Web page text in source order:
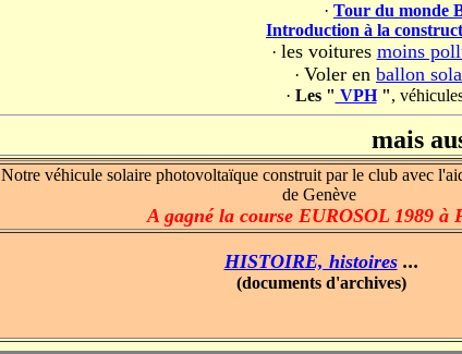
· Tour du monde
Introduction à la
· les voitures moins
· Voler en ballon
· Les " VPH",
mais
Notre véhicule solaire photovoltaïque construit par le club avec
de Genève
A gagné la course EUROSOL 1989 à
HISTOIRE, histoires...
(documents d'archives)